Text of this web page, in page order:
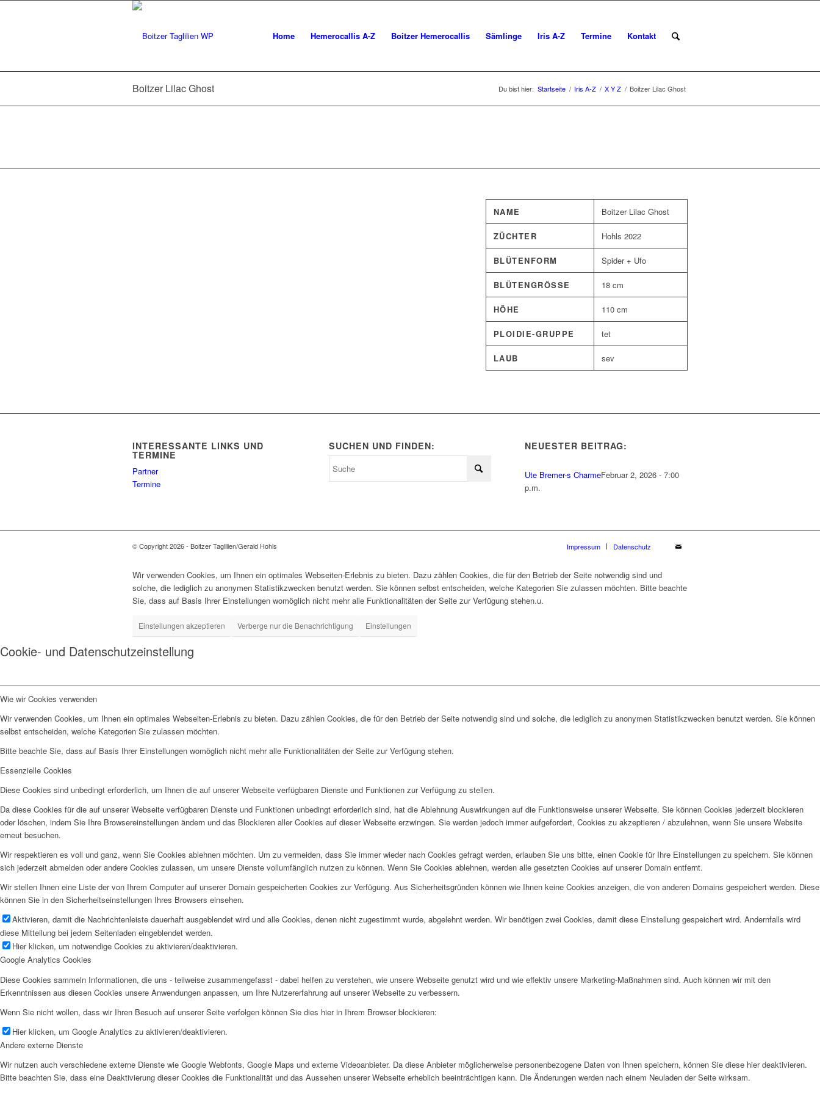
Home Hemerocallis A-Z Boitzer Hemerocallis Sämlinge Iris A-Z Termine Kontakt
Boitzer Lilac Ghost Du bist hier: Startseite / Iris A-Z / X Y Z / Boitzer Lilac Ghost
NAME Boitzer Lilac Ghost
ZÜCHTER Hohls 2022
BLÜTENFORM Spider + Ufo
BLÜTENGRÖSSE 18 cm
HÖHE 110 cm
PLOIDIE-GRUPPE tet
LAUB sev
INTERESSANTE LINKS UND
TERMINE
Partner
Termine
SUCHEN UND FINDEN: NEUESTER BEITRAG:
Ute Bremer-s CharmeFebruar 2, 2026 - 7:00
p.m.
© Copyright 2026 - Boitzer Taglilien/Gerald Hohls Impressum Datenschutz
Wir verwenden Cookies, um Ihnen ein optimales Webseiten-Erlebnis zu bieten. Dazu zählen Cookies, die für den Betrieb der Seite notwendig sind und
solche, die lediglich zu anonymen Statistikzwecken benutzt werden. Sie können selbst entscheiden, welche Kategorien Sie zulassen möchten. Bitte beachte
Sie, dass auf Basis Ihrer Einstellungen womöglich nicht mehr alle Funktionalitäten der Seite zur Verfügung stehen.u.
Einstellungen akzeptieren Verberge nur die Benachrichtigung Einstellungen
Cookie- und Datenschutzeinstellung
Wie wir Cookies verwenden
Wir verwenden Cookies, um Ihnen ein optimales Webseiten-Erlebnis zu bieten. Dazu zählen Cookies, die für den Betrieb der Seite notwendig sind und solche, die lediglich zu anonymen Statistikzwecken benutzt werden. Sie können
selbst entscheiden, welche Kategorien Sie zulassen möchten.
Bitte beachte Sie, dass auf Basis Ihrer Einstellungen womöglich nicht mehr alle Funktionalitäten der Seite zur Verfügung stehen.
Essenzielle Cookies
Diese Cookies sind unbedingt erforderlich, um Ihnen die auf unserer Webseite verfügbaren Dienste und Funktionen zur Verfügung zu stellen.
Da diese Cookies für die auf unserer Webseite verfügbaren Dienste und Funktionen unbedingt erforderlich sind, hat die Ablehnung Auswirkungen auf die Funktionsweise unserer Webseite. Sie können Cookies jederzeit blockieren
oder löschen, indem Sie Ihre Browsereinstellungen ändern und das Blockieren aller Cookies auf dieser Webseite erzwingen. Sie werden jedoch immer aufgefordert, Cookies zu akzeptieren / abzulehnen, wenn Sie unsere Website
erneut besuchen.
Wir respektieren es voll und ganz, wenn Sie Cookies ablehnen möchten. Um zu vermeiden, dass Sie immer wieder nach Cookies gefragt werden, erlauben Sie uns bitte, einen Cookie für Ihre Einstellungen zu speichern. Sie können
sich jederzeit abmelden oder andere Cookies zulassen, um unsere Dienste vollumfänglich nutzen zu können. Wenn Sie Cookies ablehnen, werden alle gesetzten Cookies auf unserer Domain entfernt.
Wir stellen Ihnen eine Liste der von Ihrem Computer auf unserer Domain gespeicherten Cookies zur Verfügung. Aus Sicherheitsgründen können wie Ihnen keine Cookies anzeigen, die von anderen Domains gespeichert werden. Diese
können Sie in den Sicherheitseinstellungen Ihres Browsers einsehen.
Aktivieren, damit die Nachrichtenleiste dauerhaft ausgeblendet wird und alle Cookies, denen nicht zugestimmt wurde, abgelehnt werden. Wir benötigen zwei Cookies, damit diese Einstellung gespeichert wird. Andernfalls wird
diese Mitteilung bei jedem Seitenladen eingeblendet werden.
Hier klicken, um notwendige Cookies zu aktivieren/deaktivieren.
Google Analytics Cookies
Diese Cookies sammeln Informationen, die uns - teilweise zusammengefasst - dabei helfen zu verstehen, wie unsere Webseite genutzt wird und wie effektiv unsere Marketing-Maßnahmen sind. Auch können wir mit den
Erkenntnissen aus diesen Cookies unsere Anwendungen anpassen, um Ihre Nutzererfahrung auf unserer Webseite zu verbessern.
Wenn Sie nicht wollen, dass wir Ihren Besuch auf unserer Seite verfolgen können Sie dies hier in Ihrem Browser blockieren:
Hier klicken, um Google Analytics zu aktivieren/deaktivieren.
Andere externe Dienste
Wir nutzen auch verschiedene externe Dienste wie Google Webfonts, Google Maps und externe Videoanbieter. Da diese Anbieter möglicherweise personenbezogene Daten von Ihnen speichern, können Sie diese hier deaktivieren.
Bitte beachten Sie, dass eine Deaktivierung dieser Cookies die Funktionalität und das Aussehen unserer Webseite erheblich beeinträchtigen kann. Die Änderungen werden nach einem Neuladen der Seite wirksam.